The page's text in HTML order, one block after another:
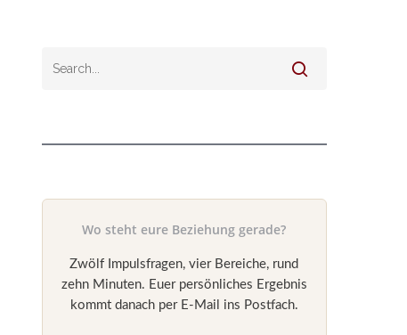
Wo steht eure Beziehung gerade?
Zwölf Impulsfragen, vier Bereiche, rund
zehn Minuten. Euer persönliches Ergebnis
kommt danach per E-Mail ins Postfach.